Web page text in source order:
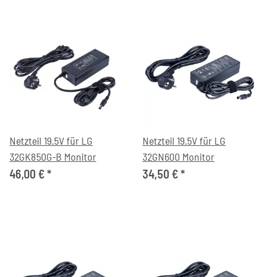
Netzteil 19.5V für LG
32GK850G-B Monitor
46,00 €*
Netzteil 19.5V für LG
32GN600 Monitor
34,50 €*